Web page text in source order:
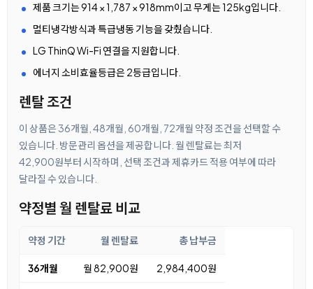
제품 크기는 914 × 1,787 × 918mm이고 무게는 125kg입니다.
멀티냉각방식과 특급냉동 기능을 갖췄습니다.
LG ThinQ Wi-Fi 연결을 지원합니다.
에너지 소비효율등급은 2등급입니다.
렌탈 조건
이 상품은 36개월, 48개월, 60개월, 72개월 약정 조건을 선택할 수
있습니다. 방문관리 옵션을 제공합니다. 월 렌탈료는 최저
42,900원부터 시작하며, 선택 조건과 제휴카드 적용 여부에 따라
달라질 수 있습니다.
약정별 월 렌탈료 비교
약정 기간 월 렌탈료 총 납부금
36개월 월 82,900원 2,984,400원